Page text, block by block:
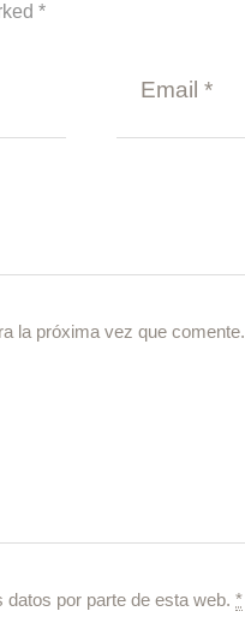
*
la próxima vez que comente.
por parte de esta web. *